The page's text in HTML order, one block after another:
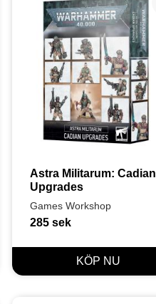
till i favoriter
Astra Militarum: Cadian
Upgrades
Games Workshop
285 sek